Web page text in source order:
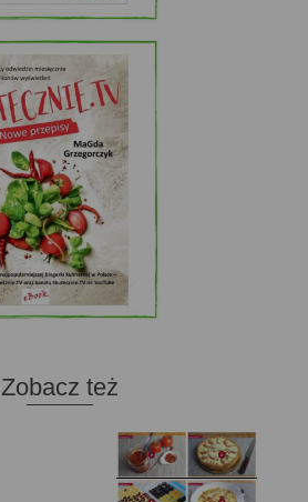
Zobacz też
Domowy ketchup (bez
cukru)
Tarta francuska z
cebulą i pomidorem